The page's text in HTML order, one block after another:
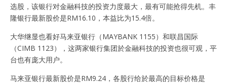
选股，该银行对金融科技的投资力度最大，最有可能抢得先机。丰
隆银行最新股价是RM16.10，本益比为15.4倍。
大华继显也看好马来亚银行（MAYBANK 1155）和联昌国际
（CIMB 1123），这两家银行集团於金融科技的投资也很可观，平
台也有庞大用户。
马来亚银行最新股价是RM9.24，各股行给於最高的目标价格是